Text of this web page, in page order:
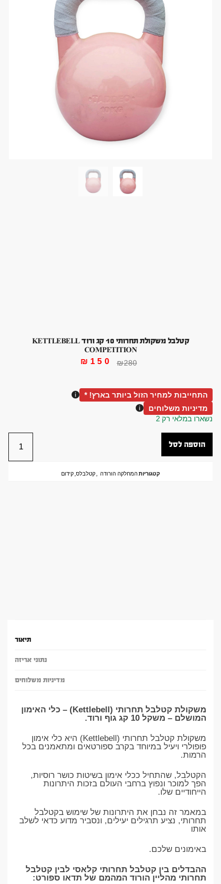
קטלבל משקולת תחרותי 10 קג ורוד KETTLEBELL
COMPETITION
₪280
₪ 150
התחייבות למחיר הזול ביותר בארץ! *
מדיניות משלוחים
נשארו במלאי רק 2
הוספה לסל
קטגוריותהמחלקה הורודה קטלבלס קידום
תיאור
נתוני אריזה
מדיניות משלוחים
משקולת קטלבל תחרותי (Kettlebell) – כלי האימון
המושלם – משקל 10 קג גוף ורוד.
משקולת קטלבל תחרותי (Kettlebell) היא כלי אימון
פופולרי ויעיל במיוחד בקרב ספורטאים ומתאמנים בכל
הרמות.
הקטלבל, שהתחיל ככלי אימון בשיטות כושר רוסיות,
הפך למוכר ונפוץ ברחבי העולם בזכות היתרונות
הייחודיים שלו.
במאמר זה נבחן את היתרונות של שימוש בקטלבל
תחרותי, נציע תרגילים יעילים, ונסביר מדוע כדאי לשלב
אותו
באימונים שלכם.
ההבדלים בין קטלבל תחרותי קלאסי לבין קטלבל
תחרותי מהליין הורוד המהמם של תדאו ספורט: